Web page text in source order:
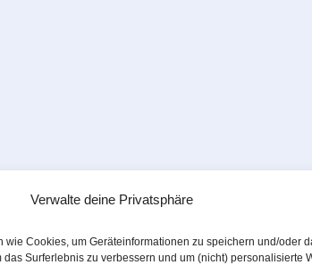
Verwalte deine Privatsphäre
wie Cookies, um Geräteinformationen zu speichern und/oder
das Surferlebnis zu verbessern und um (nicht) personalisierte